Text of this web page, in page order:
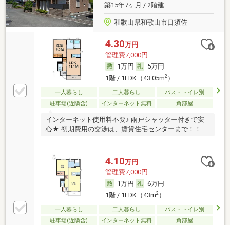
築15年7ヶ月 / 2階建
和歌山県和歌山市口須佐
4.30万円
管理費7,000円
1万円
5万円
1階 / 1LDK（43.05m2）
一人暮らし 二人暮らし
バス・トイレ別
駐車場(近隣含)
インターネット無料 角部屋
インターネット使用料不要♪ 雨戸シャッター付きで安
心★ 初期費用の交渉は、賃貸住宅センターまで！！
4.10万円
管理費7,000円
1万円
6万円
1階 / 1LDK（43m2）
一人暮らし 二人暮らし
バス・トイレ別
駐車場(近隣含)
インターネット無料 角部屋